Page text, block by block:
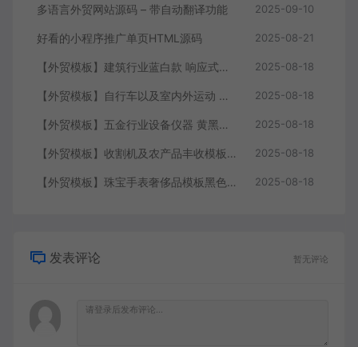
多语言外贸网站源码 – 带自动翻译功能 2025-09-10
好看的小程序推广单页HTML源码 2025-08-21
【外贸模板】建筑行业蓝白款 响应式模板静态html文件 2025-08-18
【外贸模板】自行车以及室内外运动 黑灰 响应式模板静态html文件 2025-08-18
【外贸模板】五金行业设备仪器 黄黑款 响应式模板静态html文件 2025-08-18
【外贸模板】收割机及农产品丰收模板 绿色 响应式模板静态html文件 2025-08-18
【外贸模板】珠宝手表奢侈品模板黑色 响应式模板静态html文件 2025-08-18
发表评论 暂无评论